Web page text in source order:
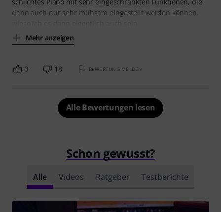
dann auch nur sehr mühsam eingestellt werden können,
Mehr anzeigen
3 18 BEWERTUNG MELDEN
Alle Bewertungen lesen
Schon gewusst?
Alle Videos Ratgeber Testberichte